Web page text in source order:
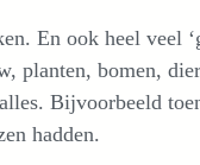
En ook heel veel
planten, bomen,
Bijvoorbeeld
hadden.